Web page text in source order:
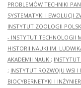
PROBLEMÓW TECHNIKI PAN
SYSTEMATYKI I EWOLUCJI
INSTYTUT ZOOLOGII
- INSTYTUT TECHNOLOGII
HISTORII NAUKI IM.
AKADEMII NAUK ;
; INSTYTUT ROZWOJU WSI
BIOCYBERNETYKI I